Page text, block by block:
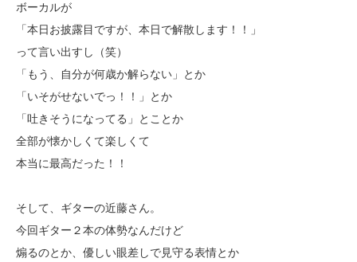
ボーカルが
「本日お披露目ですが、本日で解散します！！」
って言い出すし（笑）
「もう、自分が何歳か解らない」とか
「いそがせないでっ！！」とか
「吐きそうになってる」とことか
全部が懐かしくて楽しくて
本当に最高だった！！
そして、ギターの近藤さん。
今回ギター２本の体勢なんだけど
煽るのとか、優しい眼差しで見守る表情とか